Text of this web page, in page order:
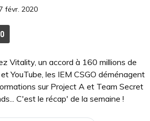
févr. 2020
ACCÉDER AUX
0
COMMENTAIRES
Vitality, un accord à 160 millions de
YouTube, les IEM CSGO déménagent
sur Project A et Team Secret
C'est le récap' de la semaine !